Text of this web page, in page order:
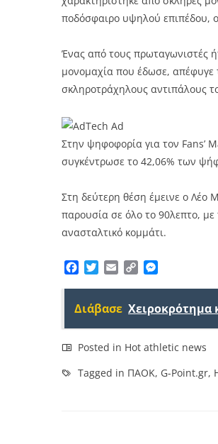
ποδόσφαιρο υψηλού επιπέδου,
Ένας από τους πρωταγωνιστές
μονομαχία που έδωσε, απέφυγε
σκληροτράχηλους αντιπάλους
Στην ψηφοφορία για τον Fans’
συγκέντρωσε το 42,06% των
Στη δεύτερη θέση έμεινε ο Λέο
παρουσία σε όλο το 90λεπτο, με
ανασταλτικό κομμάτι.
Facebook
TwitterEmailCopy
Διάβασε Χειροκρότημα
Posted in Hot athletic news
Tagged in ΠΑΟΚ, G-Point.gr,